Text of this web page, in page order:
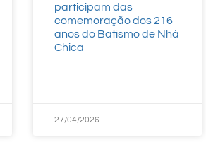
participam das
comemoração dos 216
anos do Batismo de Nhá
Chica
27/04/2026